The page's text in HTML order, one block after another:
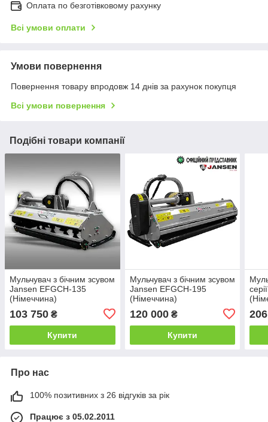
Оплата по безготівковому рахунку
Всі умови оплати
Умови повернення
Повернення товару впродовж 14 днів за рахунок покупця
Всі умови повернення
Подібні товари компанії
Мульчувач з бічним зсувом
Jansen EFGCH-135
(Німеччина)
103 750 ₴
Купити
Мульчувач з бічним зсувом
Jansen EFGCH-195
(Німеччина)
120 000₴
Купити
Про нас
100% позитивних з 26 відгуків за рік
Працює з 05.02.2011